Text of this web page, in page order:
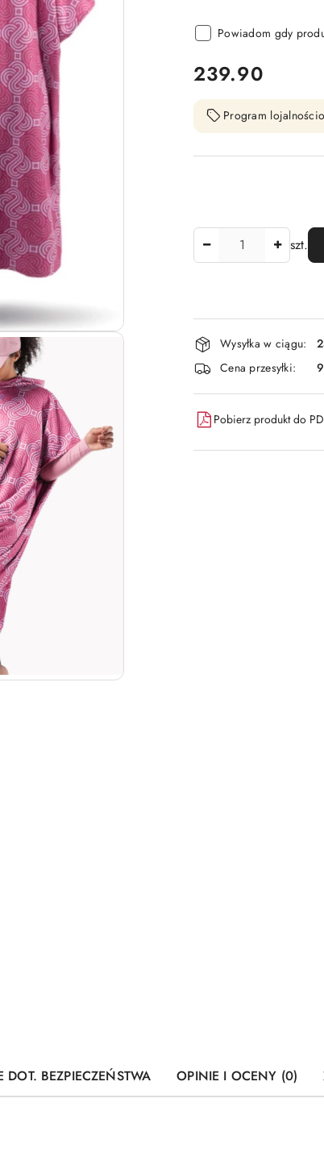
Powiadom gdy
cena:
239.90
Program
szt.
Dostępność
i
dostawa
Wysyłka w ciągu:
Cena przesyłki:
Pobierz produkt do
DOT. BEZPIECZEŃSTWA OPINIE I OCENY (0)